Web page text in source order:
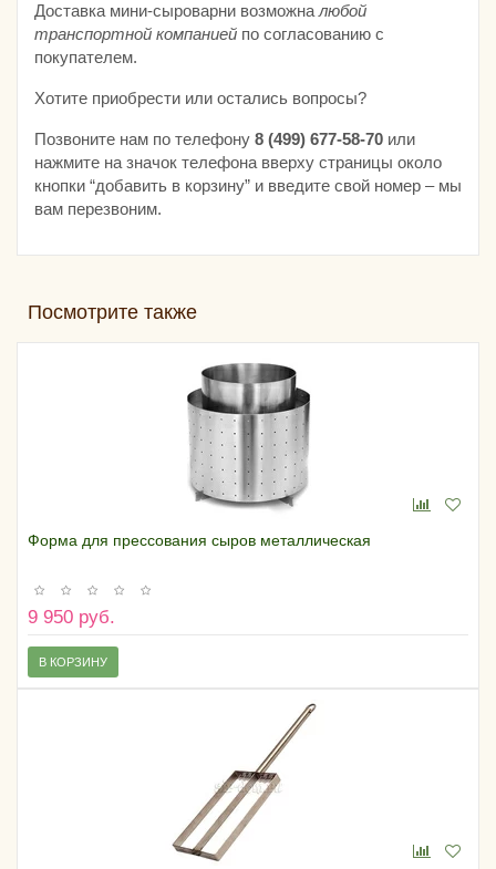
Доставка мини-сыроварни возможна любой
транспортной компанией по согласованию с
покупателем.
Хотите приобрести или остались вопросы?
Позвоните нам по телефону 8 (499) 677‑58‑70 или
нажмите на значок телефона вверху страницы около
кнопки “добавить в корзину” и введите свой номер – мы
вам перезвоним.
Посмотрите также
Форма для прессования сыров металлическая
9 950 руб.
В КОРЗИНУ